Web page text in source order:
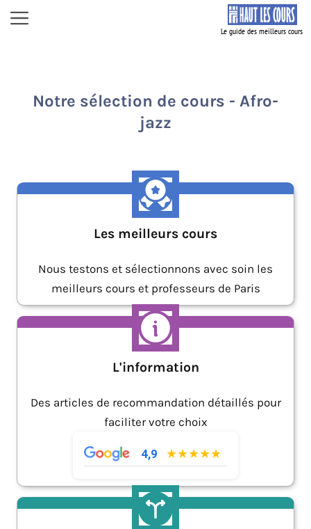
Aller
au
Menu
Notre sélection de cours - Afro-
jazz
Les meilleurs cours
Nous testons et sélectionnons avec soin les
meilleurs cours et professeurs de Paris
L'information
Des articles de recommandation détaillés pour
faciliter votre choix
4,9 ★★★★★